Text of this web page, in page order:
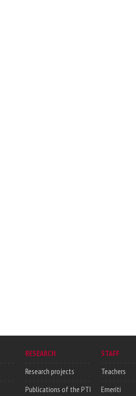
RESEARCH
Research projects
Publications of the PTI
STAFF
Teachers
Emeriti